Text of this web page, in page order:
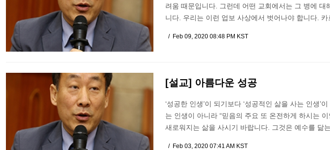
려움 때문입니다. 그런데 어떤 교회에서는 그 병에
니다. 우리는 이런 업보 사상에서 벗어나야 합니다.
Feb 09, 2020 08:48 PM KST
[설교] 아름다운 성공
‘성공한 인생’이 되기보다 ‘성공적인 삶을 사는 인생
는 인생이 아니라 “믿음의 주요 또 온전하게 하시는
새로워지는 삶을 사시기 바랍니다. 그것은 예수를 닮
Feb 03, 2020 07:41 AM KST